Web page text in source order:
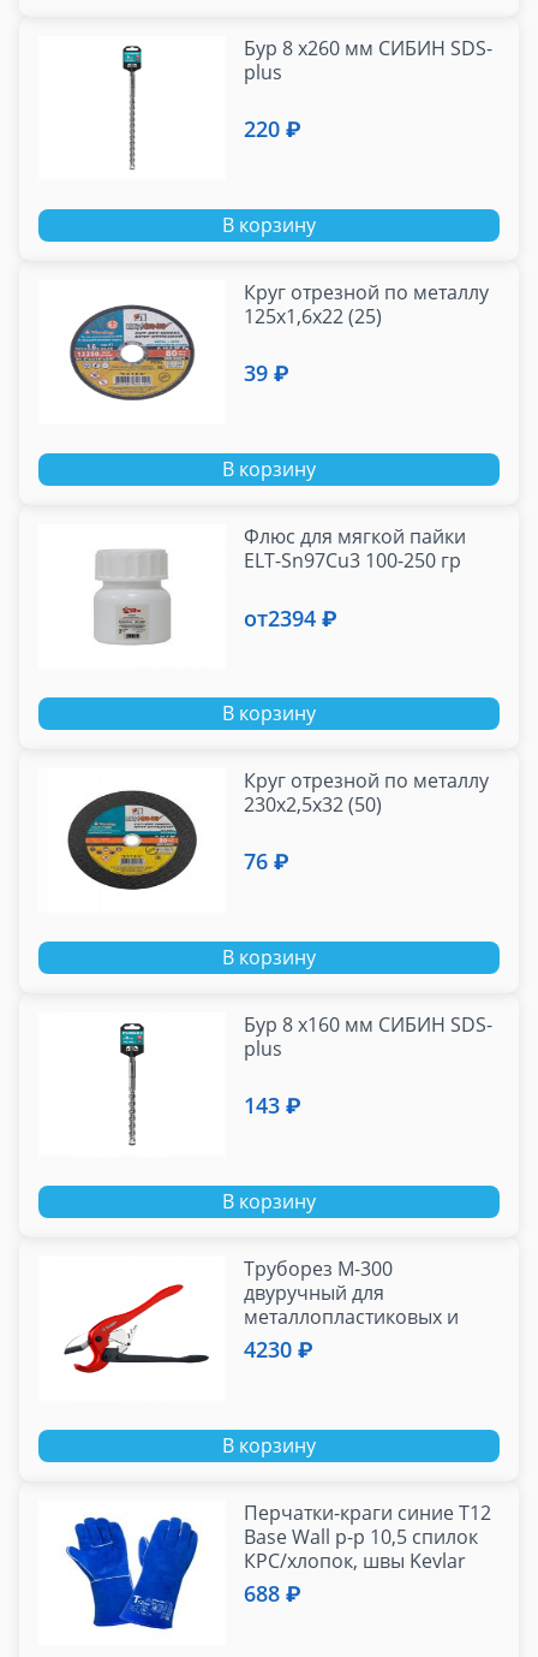
Бур 8 х260 мм СИБИН SDS-
plus
220 ₽
В корзину
Круг отрезной по металлу
125х1,6х22 (25)
39 ₽
В корзину
Флюс для мягкой пайки
ELT-Sn97Cu3 100-250 гр
от2394 ₽
В корзину
Круг отрезной по металлу
230х2,5х32 (50)
76 ₽
В корзину
Бур 8 х160 мм СИБИН SDS-
plus
143 ₽
В корзину
Труборез М-300
двуручный для
металлопластиковых и
пластиковых труб до 63 мм
ЗУБР 23703-63
4230 ₽
В корзину
Перчатки-краги синие Т12
Base Wall р-р 10,5 спилок
КРС/хлопок, швы Kevlar
T12BW
688 ₽